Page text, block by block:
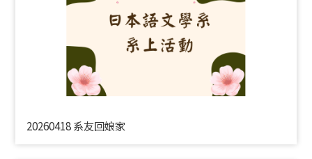
20260418 系友回娘家